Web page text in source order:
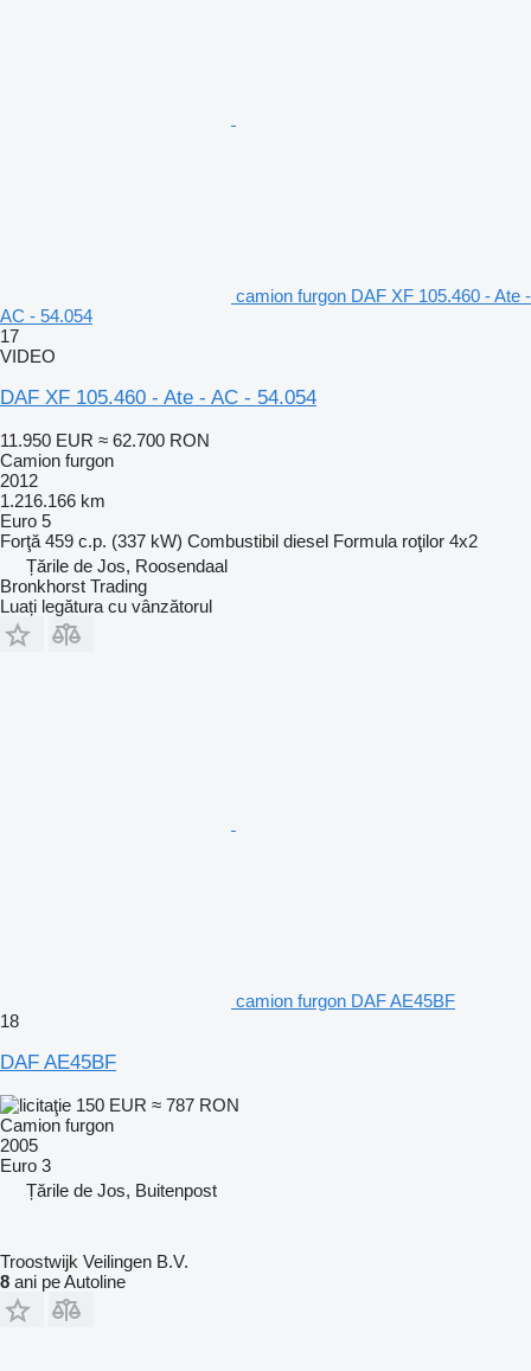
camion furgon DAF XF 105.460 - Ate -
AC - 54.054
17
VIDEO
DAF XF 105.460 - Ate - AC - 54.054
11.950 EUR ≈ 62.700 RON
Camion furgon
2012
1.216.166 km
Euro 5
Forţă 459 c.p. (337 kW) Combustibil diesel Formula roţilor 4x2
Țările de Jos, Roosendaal
Bronkhorst Trading
Luați legătura cu vânzătorul
camion furgon DAF AE45BF
18
DAF AE45BF
150 EUR ≈ 787 RON
Camion furgon
2005
Euro 3
Țările de Jos, Buitenpost
Troostwijk Veilingen B.V.
8 ani pe Autoline